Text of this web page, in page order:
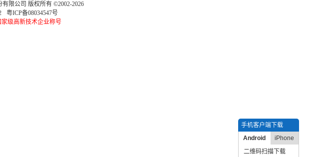
手机客户端下载
Android
iPhone
二维码扫描下载
限公司 版权所有 ©2002-2026
粤ICP备08034547号
家级高新技术企业称号